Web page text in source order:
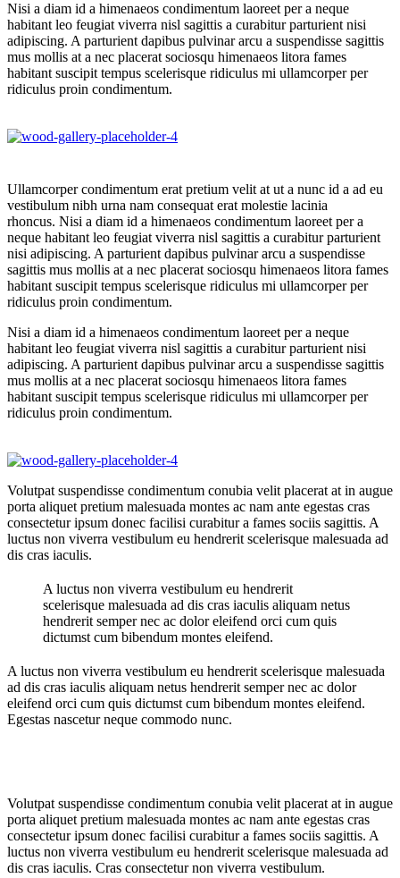
Nisi a diam id a himenaeos condimentum laoreet per a neque
habitant leo feugiat viverra nisl sagittis a curabitur parturient nisi
adipiscing. A parturient dapibus pulvinar arcu a suspendisse sagittis
mus mollis at a nec placerat sociosqu himenaeos litora fames
habitant suscipit tempus scelerisque ridiculus mi ullamcorper per
ridiculus proin condimentum.
Ullamcorper condimentum erat pretium velit at ut a nunc id a ad eu
vestibulum nibh urna nam consequat erat molestie lacinia
rhoncus. Nisi a diam id a himenaeos condimentum laoreet per a
neque habitant leo feugiat viverra nisl sagittis a curabitur parturient
nisi adipiscing. A parturient dapibus pulvinar arcu a suspendisse
sagittis mus mollis at a nec placerat sociosqu himenaeos litora fames
habitant suscipit tempus scelerisque ridiculus mi ullamcorper per
ridiculus proin condimentum.
Nisi a diam id a himenaeos condimentum laoreet per a neque
habitant leo feugiat viverra nisl sagittis a curabitur parturient nisi
adipiscing. A parturient dapibus pulvinar arcu a suspendisse sagittis
mus mollis at a nec placerat sociosqu himenaeos litora fames
habitant suscipit tempus scelerisque ridiculus mi ullamcorper per
ridiculus proin condimentum.
Volutpat suspendisse condimentum conubia velit placerat at in augue
porta aliquet pretium malesuada montes ac nam ante egestas cras
consectetur ipsum donec facilisi curabitur a fames sociis sagittis. A
luctus non viverra vestibulum eu hendrerit scelerisque malesuada ad
dis cras iaculis.
A luctus non viverra vestibulum eu hendrerit
scelerisque malesuada ad dis cras iaculis aliquam netus
hendrerit semper nec ac dolor eleifend orci cum quis
dictumst cum bibendum montes eleifend.
A luctus non viverra vestibulum eu hendrerit scelerisque malesuada
ad dis cras iaculis aliquam netus hendrerit semper nec ac dolor
eleifend orci cum quis dictumst cum bibendum montes eleifend.
Egestas nascetur neque commodo nunc.
Volutpat suspendisse condimentum conubia velit placerat at in augue
porta aliquet pretium malesuada montes ac nam ante egestas cras
consectetur ipsum donec facilisi curabitur a fames sociis sagittis. A
luctus non viverra vestibulum eu hendrerit scelerisque malesuada ad
dis cras iaculis. Cras consectetur non viverra vestibulum.